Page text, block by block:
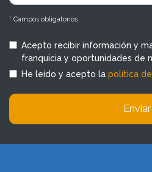
* Campos obligatorios
Acepto recibir información y
franquicia y oportunidades de
He leído y acepto la política
Enviar